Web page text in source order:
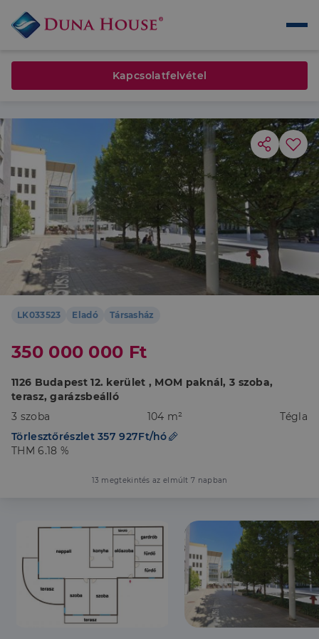
LK033523 Eladó Társasház
350 000 000 Ft
1126 Budapest 12. kerület , MOM paknál, 3 szoba,
terasz, garázsbeálló
3 szoba
104 m²
Tégla
Törlesztőrészlet 357 927Ft/hó
THM 6.18 %
13 megtekintés az elmúlt 7 napban
Kapcsolatfelvétel